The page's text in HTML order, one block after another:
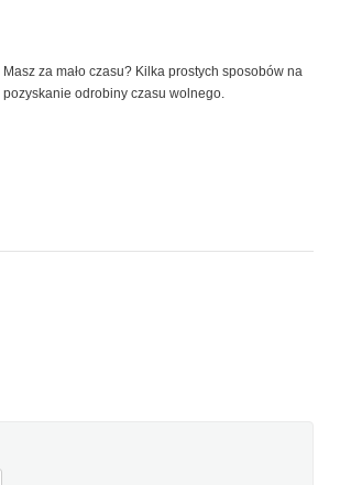
Masz za mało czasu? Kilka prostych sposobów na
pozyskanie odrobiny czasu wolnego.